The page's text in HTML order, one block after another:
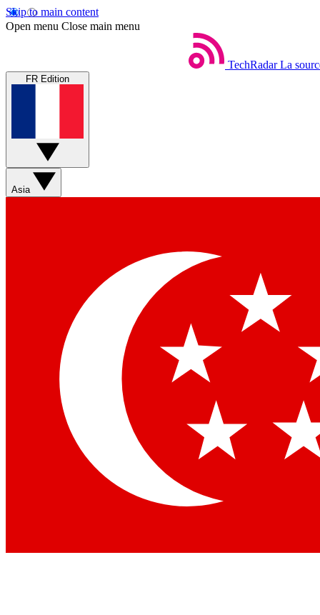
Skip to main content
Open menu Close main menu
TechRadar La
FR Edition
Asia